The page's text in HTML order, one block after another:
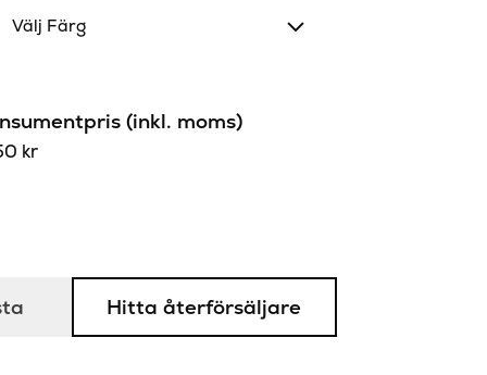
Välj Färg
(inkl. moms)
kr
Hitta återförsäljare